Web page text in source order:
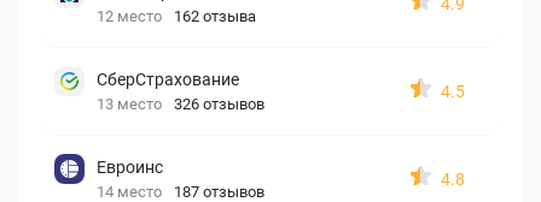
12 место 162 отзыва
СберСтрахование
13 место 326 отзывов
4.5
Евроинс
14 место 187 отзывов
4.8